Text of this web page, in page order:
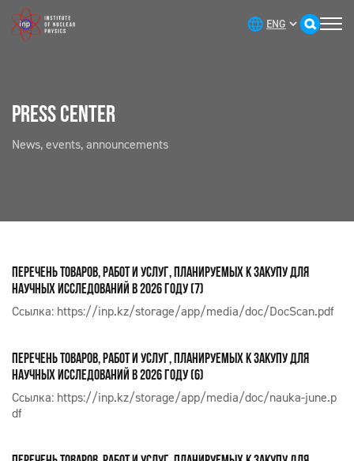
PRESS CENTER
News, events, announcements
ПЕРЕЧЕНЬ ТОВАРОВ, РАБОТ И УСЛУГ, ПЛАНИРУЕМЫХ К ЗАКУПУ ДЛЯ
НАУЧНЫХ ИССЛЕДОВАНИЙ В 2026 ГОДУ (7)
Ссылка: https://inp.kz/storage/app/media/doc/DocScan.pdf
ПЕРЕЧЕНЬ ТОВАРОВ, РАБОТ И УСЛУГ, ПЛАНИРУЕМЫХ К ЗАКУПУ ДЛЯ
НАУЧНЫХ ИССЛЕДОВАНИЙ В 2026 ГОДУ (6)
Ссылка: https://inp.kz/storage/app/media/doc/nauka-june.p
df